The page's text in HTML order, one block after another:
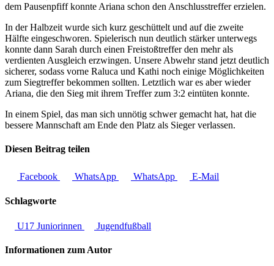
dem Pausenpfiff konnte Ariana schon den Anschlusstreffer erzielen.
In der Halbzeit wurde sich kurz geschüttelt und auf die zweite
Hälfte eingeschworen. Spielerisch nun deutlich stärker unterwegs
konnte dann Sarah durch einen Freistoßtreffer den mehr als
verdienten Ausgleich erzwingen. Unsere Abwehr stand jetzt deutlich
sicherer, sodass vorne Raluca und Kathi noch einige Möglichkeiten
zum Siegtreffer bekommen sollten. Letztlich war es aber wieder
Ariana, die den Sieg mit ihrem Treffer zum 3:2 eintüten konnte.
In einem Spiel, das man sich unnötig schwer gemacht hat, hat die
bessere Mannschaft am Ende den Platz als Sieger verlassen.
Diesen Beitrag teilen
Facebook WhatsApp WhatsApp E-Mail
Schlagworte
U17 Juniorinnen Jugendfußball
Informationen zum Autor